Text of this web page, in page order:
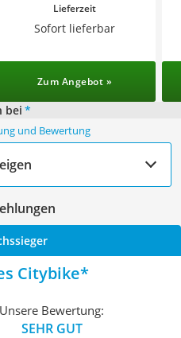
Lieferzeit
Sofort lieferbar
Zum Angebot »
bei *
und Bewertung
Citybike
Unsere Bewertung:
SEHR GUT